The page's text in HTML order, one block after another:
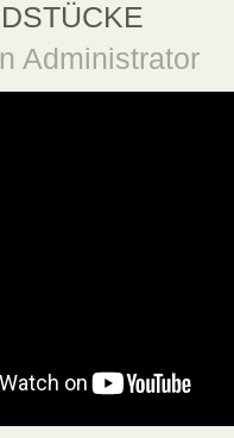
Administrator